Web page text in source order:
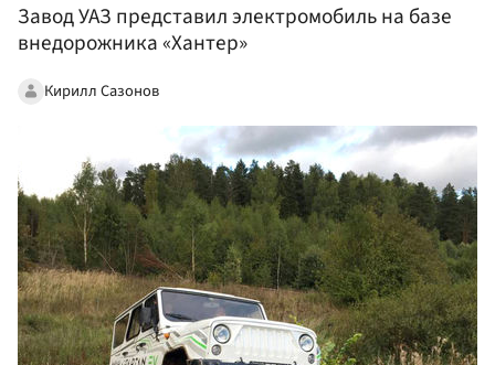
Завод УАЗ представил электромобиль на базе
внедорожника «Хантер»
Кирилл Сазонов